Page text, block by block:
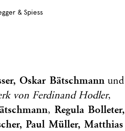
& Spiess
Oskar Bätschmann und
von Ferdinand Hodler,
, Regula Bolleter,
Paul Müller, Matthias